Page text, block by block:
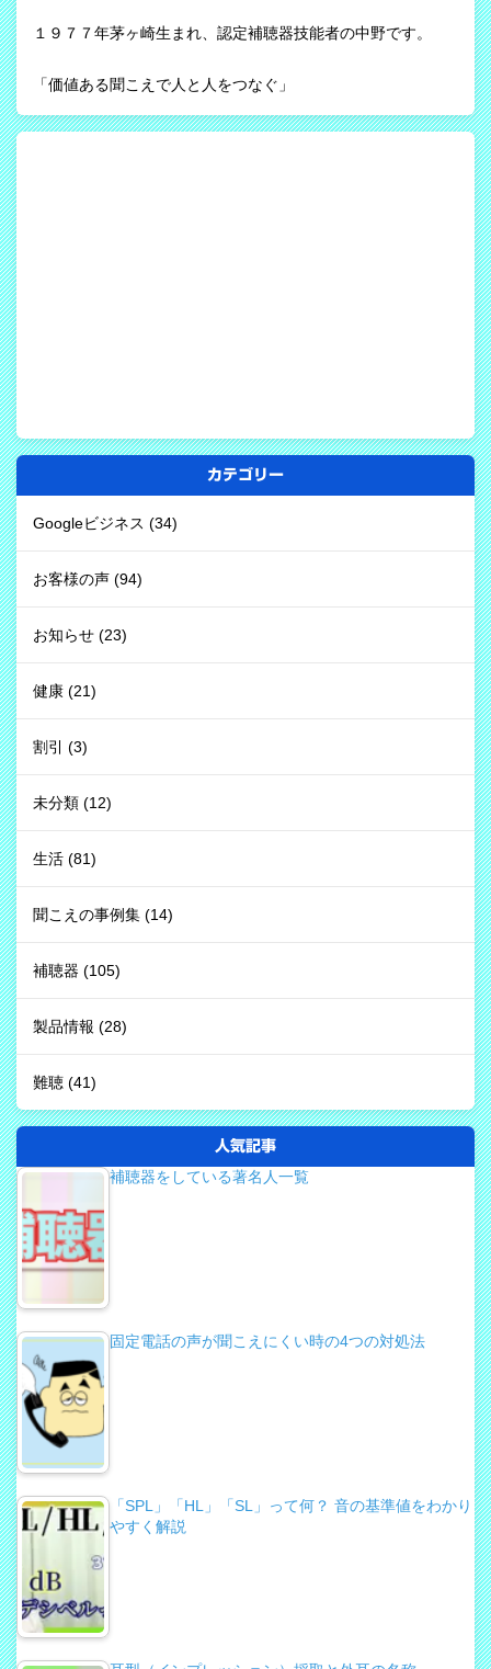
１９７７年茅ヶ崎生まれ、認定補聴器技能者の中野です。
「価値ある聞こえで人と人をつなぐ」
カテゴリー
Googleビジネス (34)
お客様の声 (94)
お知らせ (23)
健康 (21)
割引 (3)
未分類 (12)
生活 (81)
聞こえの事例集 (14)
補聴器 (105)
製品情報 (28)
難聴 (41)
人気記事
補聴器をしている著名人一覧
固定電話の声が聞こえにくい時の4つの対処法
「SPL」「HL」「SL」って何？ 音の基準値をわかり
やすく解説